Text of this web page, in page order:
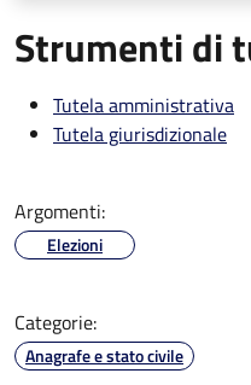
Strumenti di
Tutela amministrativa
Tutela giurisdizionale
Argomenti:
Elezioni
Categorie:
Anagrafe e stato civile